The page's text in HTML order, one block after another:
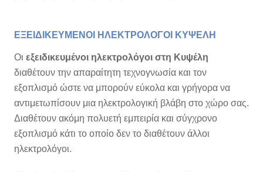
ΕΞΕΙΔΙΚΕΥΜΕΝΟΙ ΗΛΕΚΤΡΟΛΟΓΟΙ ΚΥΨΕΛΗ
Οι εξειδικευμένοι ηλεκτρολόγοι στη Κυψέλη
διαθέτουν την απαραίτητη τεχνογνωσία και τον
εξοπλισμό ώστε να μπορούν εύκολα και γρήγορα να
αντιμετωπίσουν μια ηλεκτρολογική βλάβη στο χώρο σας.
Διαθέτουν ακόμη πολυετή εμπειρία και σύγχρονο
εξοπλισμό κάτι το οποίο δεν το διαθέτουν άλλοι
ηλεκτρολόγοι.